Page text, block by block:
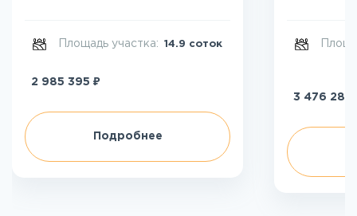
Площадь участка: 14.9 соток
2 985 395 ₽
Подробнее
3 476 284